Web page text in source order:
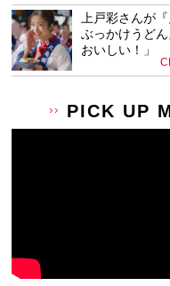
上戸彩さんが
ぶっかけうど
おいしい！」
PICK UP